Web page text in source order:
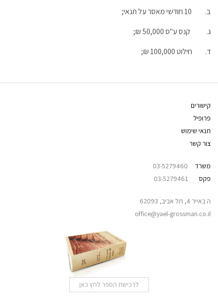
ב. 10 חודשי מאסר על תנאי;
ג. קנס ע"ס 50,000 ₪;
ד. חילוט 100,000 ₪;
קישורים
פרופיל
תנאי שימוש
צור קשר
משרד
03-5279460
פקס
ה באייר 4, תל אביב, 62093
office@yael-grossman.co.il
לרכישת הספר לחץ כאן